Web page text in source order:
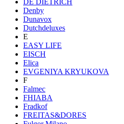
Denby
Dunavox
Dutchdeluxes
E
EASY LIFE
EISCH
Elica
EVGENIYA KRYUKOVA
F
Falmec
FHIABA
Fradkof
FREITAS&DORES